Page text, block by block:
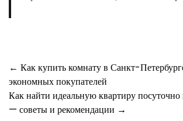
Навигация
по
записям
← Как купить комнату в Санкт-
экономных покупателей
Как найти идеальную квартиру
— советы и рекомендации →